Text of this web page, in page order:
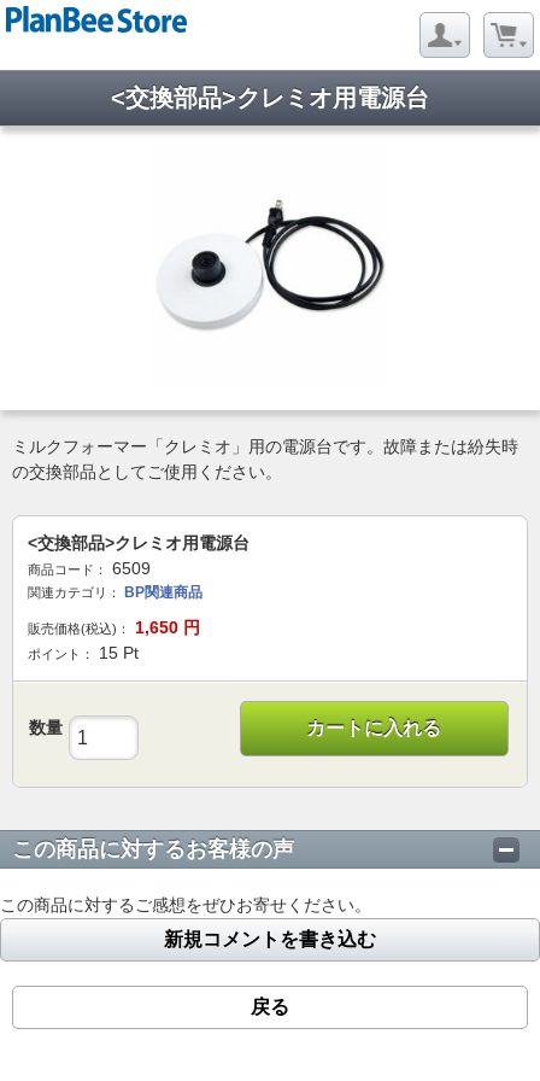
<交換部品>クレミオ用電源台
ミルクフォーマー「クレミオ」用の電源台です。故障または紛失時
の交換部品としてご使用ください。
<交換部品>クレミオ用電源台
商品コード： 6509
関連カテゴリ： BP関連商品
販売価格(税込)： 1,650 円
ポイント： 15 Pt
数量 カートに入れる
この商品に対するお客様の声
この商品に対するご感想をぜひお寄せください。
新規コメントを書き込む
戻る